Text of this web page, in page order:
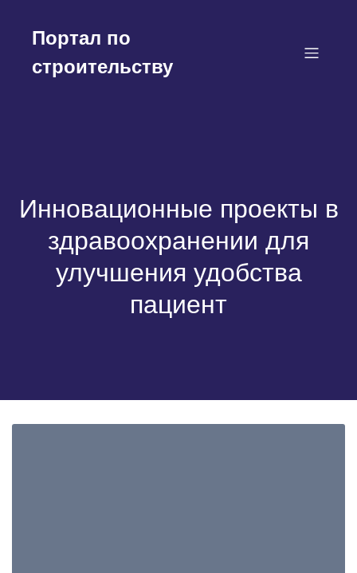
содержимому
Портал по
строительству
Инновационные проекты в
здравоохранении для
улучшения удобства
пациент